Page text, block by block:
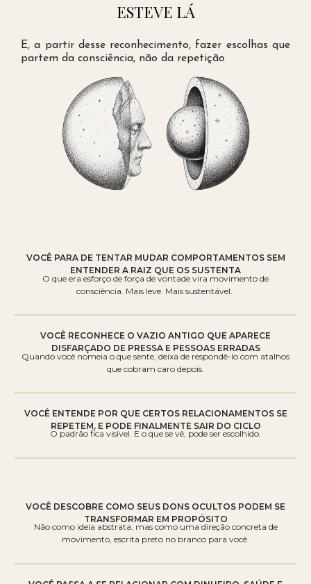
ESTEVE LÁ
E, a partir desse reconhecimento, fazer escolhas que
partem da consciência, não da repetição
VOCÊ PARA DE TENTAR MUDAR COMPORTAMENTOS SEM
ENTENDER A RAIZ QUE OS SUSTENTA
O que era esforço de força de vontade vira movimento de
consciência. Mais leve. Mais sustentável.
VOCÊ RECONHECE O VAZIO ANTIGO QUE APARECE
DISFARÇADO DE PRESSA E PESSOAS ERRADAS
Quando você nomeia o que sente, deixa de respondê-lo com atalhos
que cobram caro depois.
VOCÊ ENTENDE POR QUE CERTOS RELACIONAMENTOS SE
REPETEM, E PODE FINALMENTE SAIR DO CICLO
O padrão fica visível. E o que se vê, pode ser escolhido.
VOCÊ DESCOBRE COMO SEUS DONS OCULTOS PODEM SE
TRANSFORMAR EM PROPÓSITO
Não como ideia abstrata, mas como uma direção concreta de
movimento, escrita preto no branco para você.